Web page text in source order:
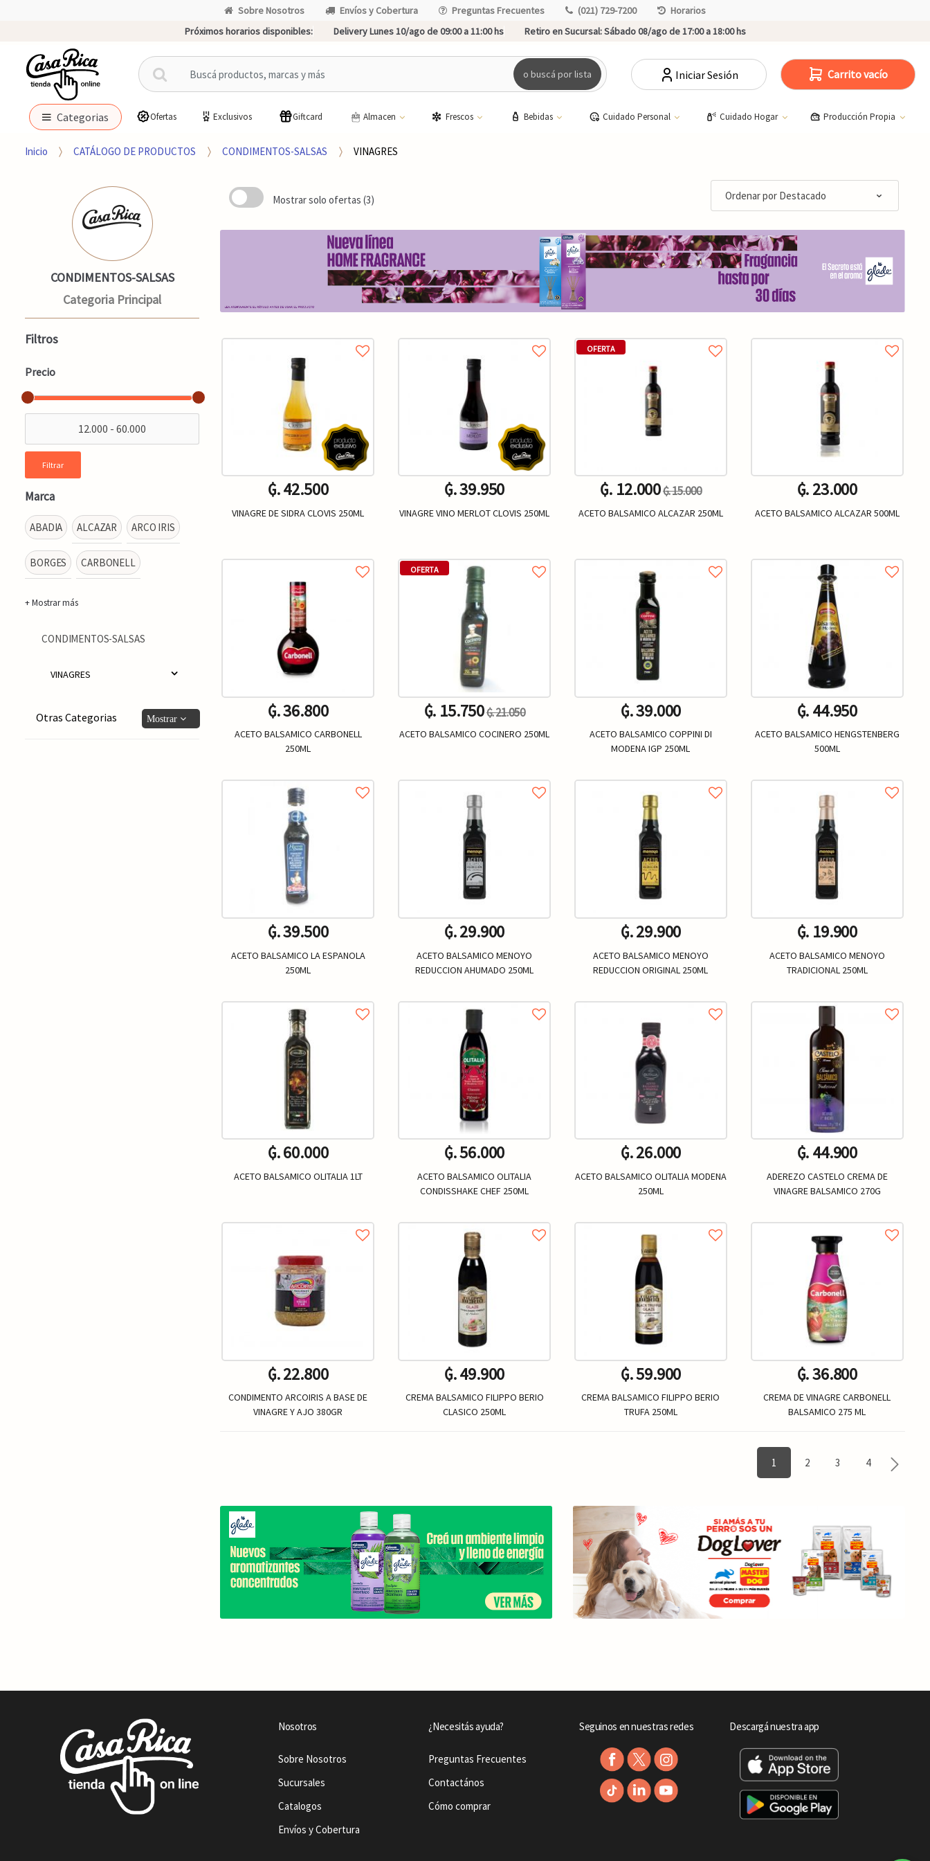
Sobre Nosotros Envíos y Cobertura Preguntas Frecuentes (021) 729-7200
Horarios
Próximos horarios disponibles:
Delivery Lunes 10/ago de 09:00 a 11:00 hs Retiro en Sucursal:Sábado 08/ago de 17:00 a 18:00 hs
B
u
c
r
r
:
o buscá por lista Iniciar Sesión Carrito vacío
Categorias Ofertas Exclusivos Giftcard Almacen Frescos Bebidas Cuidado Personal Cuidado Hogar Producción Propia
Inicio CATÁLOGO DE PRODUCTOS CONDIMENTOS-SALSAS VINAGRES
Mostrar solo ofertas (3)
₲. 42.500
VINAGRE DE SIDRA CLOVIS 250ML
+
₲. 39.950
VINAGRE VINO MERLOT CLOVIS 250ML
- Un. +
OFERTA
₲. 12.000₲. 15.000
ACETO BALSAMICO ALCAZAR 250ML
+
₲. 23.000
ACETO BALSAMICO ALCAZAR 500ML
Un. +
₲. 36.800
ACETO BALSAMICO CARBONELL
250ML
Un. +
OFERTA
₲. 15.750₲. 21.050
ACETO BALSAMICO COCINERO 250ML
+
₲. 39.000
ACETO BALSAMICO COPPINI DI
MODENA IGP 250ML
+
₲. 44.950
ACETO BALSAMICO HENGSTENBERG
500ML
+
₲. 39.500
ACETO BALSAMICO LA ESPANOLA
250ML
Un. +
₲. 29.900
ACETO BALSAMICO MENOYO
REDUCCION AHUMADO 250ML
Un. +
₲. 29.900
ACETO BALSAMICO MENOYO
REDUCCION ORIGINAL 250ML
+
₲. 19.900
ACETO BALSAMICO MENOYO
TRADICIONAL 250ML
Un. +
₲. 60.000
ACETO BALSAMICO OLITALIA 1LT
+
₲. 56.000
ACETO BALSAMICO OLITALIA
CONDISSHAKE CHEF 250ML
Un. +
₲. 26.000
ACETO BALSAMICO OLITALIA MODENA
250ML
+
₲. 44.900
ADEREZO CASTELO CREMA DE
VINAGRE BALSAMICO 270G
+
₲. 22.800
CONDIMENTO ARCOIRIS A BASE DE
VINAGRE Y AJO 380GR
₲. 49.900
CREMA BALSAMICO FILIPPO BERIO
CLASICO 250ML
₲. 59.900
CREMA BALSAMICO FILIPPO BERIO
TRUFA 250ML
₲. 36.800
CREMA DE VINAGRE CARBONELL
BALSAMICO 275 ML
-
1 2 3 4
CONDIMENTOS-SALSAS
Categoria Principal
Filtros
Precio
Filtrar
Marca
ABADIA ALCAZAR ARCO IRIS
BORGES CARBONELL
+ Mostrar más
CONDIMENTOS-SALSAS
VINAGRES
Otras Categorias
Nosotros
Sobre Nosotros
Sucursales
Catalogos
Envíos y Cobertura
¿Necesitás ayuda?
Preguntas Frecuentes
Contactános
Cómo comprar
Seguinos en nuestras redes Descargá nuestra app